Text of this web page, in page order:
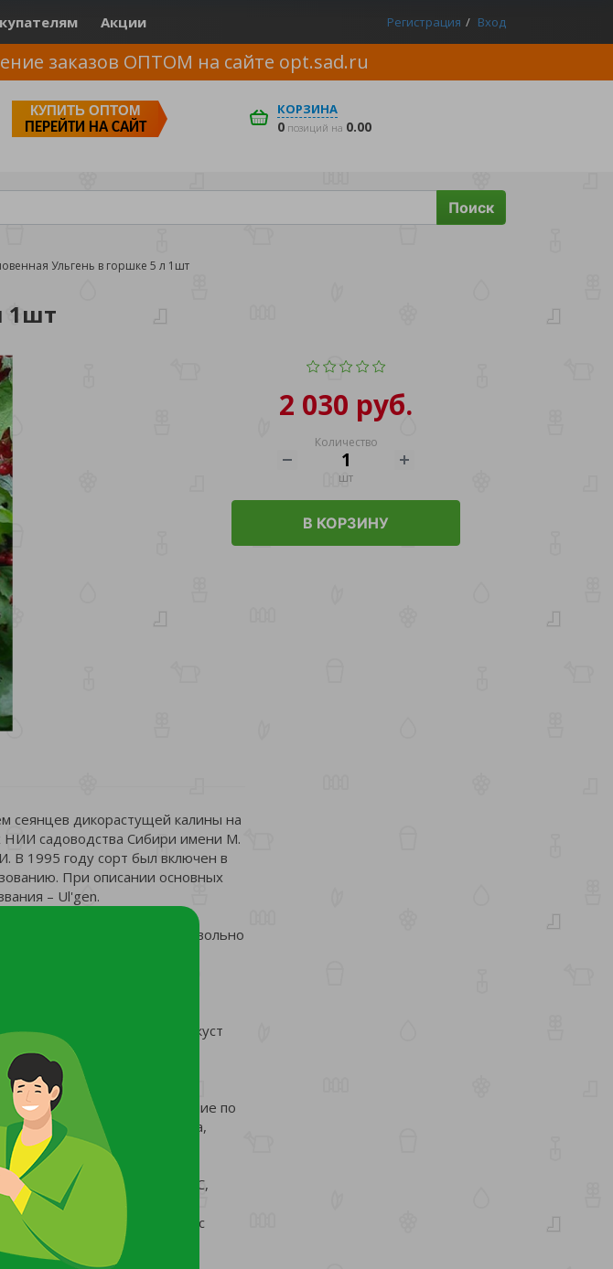
Акции Регистрация Вход
заказов ОПТОМ на сайте opt.sad.ru
КУПИТЬ ОПТОМ
ПЕРЕЙТИ НА САЙТ
КОРЗИНА
0 позиций на 0.00
Поиск
Ульгень в горшке 5 л 1шт
1шт
2 030 руб.
Количество
шт
В КОРЗИНУ
сеянцев дикорастущей калины на
НИИ садоводства Сибири имени М.
В 1995 году сорт был включен в
При описании основных
– Ul'gen.
около 250 см. Крона довольно
серые побеги гладкие,
Им присущ темно-
оранжевыми. В мае-июне куст
среднераннее
характерно расположение по
ягоды среднего размера,
как слабогорький,
сахаров, 130 мг% витамина C,
для кулинарных
калина, протертая с